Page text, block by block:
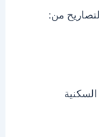
من: